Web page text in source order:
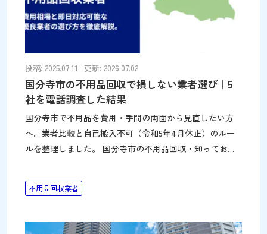
投稿: 2025.07.11 更新: 2026.07.02
国分寺市の不用品回収で損しない業者選び｜5
社を電話調査した結果
国分寺市で不用品を費用・手間の両面から見直したい方
へ。業者比較と自己搬入不可（令和5年4月休止）のルー
ルを整理しました。 国分寺市の不用品回収・知っておき
話・メールで金額を提示しない業者、「〇〇円〜」と金額
を確定させない業者は避ける。事前に料金を確認できる業
い） 搬出条件は最初から正確に伝える。タンス・ソファ
不用品回収業者